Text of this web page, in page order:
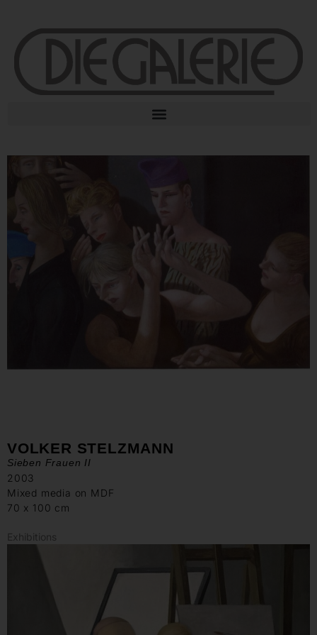
VOLKER STELZMANN
Sieben Frauen II
2003
Mixed media on MDF
70 x 100 cm
Exhibitions